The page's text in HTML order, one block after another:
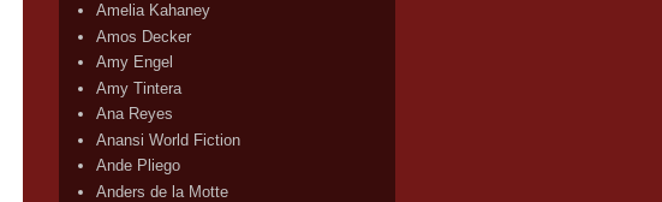
Amelia Kahaney
Amos Decker
Amy Engel
Amy Tintera
Ana Reyes
Anansi World Fiction
Ande Pliego
Anders de la Motte